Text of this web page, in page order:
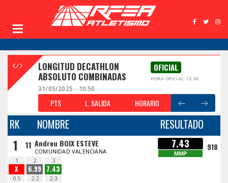
LONGITUD DECATHLON
ABSOLUTO COMBINADAS
OFICIAL
HORA OFICIAL: 12:00
31/05/2025 - 10:50
PTS L. SALIDA HORARIO
RK NOMBRE RESULTADO
1 11 Andreu BOIX ESTEVE
COMUNIDAD VALENCIANA
7.43
MMP
918
1
X
0.5
2
6.99
2.2
3
7.43
2.3